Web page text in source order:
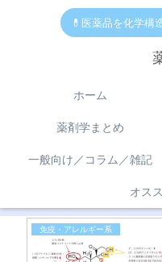
💊医薬品を化学構
ホーム
薬剤学まとめ
一般向け／コラム／雑記
オス
免疫・アレルギー系